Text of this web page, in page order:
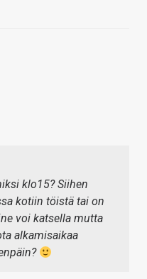
klo15? Siihen
kotiin töistä tai on
voi katsella mutta
alkamisaikaa